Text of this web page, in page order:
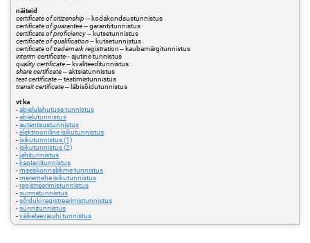
näiteid
certificate of citizenship -- kodakondsustunnistus
certificate of guarantee-- garantiitunnistus
certificate of proficiency-- kutsetunnistus
certificate of qualification-- kutsetunnistus
certificate of trademark registration-- kaubamärgitunnistus
interim certificate-- ajutine tunnistus
quality certificate-- kvaliteeditunnistus
share certificate-- aktsiatunnistus
test certificate-- testimistunnistus
transit certificate-- läbisõidutunnistus
vt ka
-abielulahutuse tunnistus
-abielutunnistus
-autentsustunnistus
-elektrooniline isikutunnistus
-isikutunnistus (1)
-isikutunnistus (2)
-jahitunnistus
- kaptenitunnistus
-meeskonnaliikme tunnistus
-meremehe isikutunnistus
-registreerimistunnistus
-surmatunnistus
-sõiduki registreerimistunnistus
-sünnitunnistus
-väikelaevajuhi tunnistus